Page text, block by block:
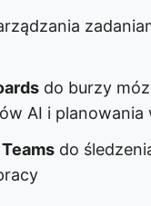
do burzy
AI i planowania
do